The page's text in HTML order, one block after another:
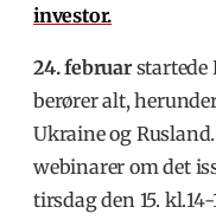
investor.
24. februarstartede
berører alt,
Ukraine og
webinarer om det
tirsdag den 15.